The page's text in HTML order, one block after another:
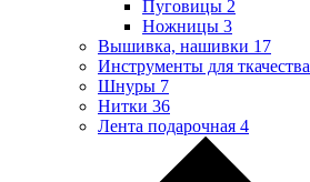
Пуговицы 2
Ножницы 3
Вышивка, нашивки 17
Инструменты для ткачества
Шнуры 7
Нитки 36
Лента подарочная 4